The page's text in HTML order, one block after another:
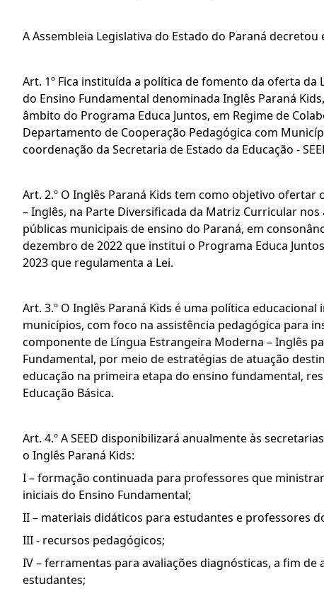
A Assembleia Legislativa do Estado do Paraná decretou
Art. 1º Fica instituída a política de fomento da oferta
do Ensino Fundamental denominada Inglês Paraná
âmbito do Programa Educa Juntos, em Regime de
Departamento de Cooperação Pedagógica com
coordenação da Secretaria de Estado da Educação -
Art. 2.º O Inglês Paraná Kids tem como objetivo
– Inglês, na Parte Diversificada da Matriz Curricular
públicas municipais de ensino do Paraná, em
dezembro de 2022 que institui o Programa Educa
2023 que regulamenta a Lei.
Art. 3.º O Inglês Paraná Kids é uma política
municípios, com foco na assistência pedagógica para
componente de Língua Estrangeira Moderna – Inglês
Fundamental, por meio de estratégias de atuação
educação na primeira etapa do ensino fundamental,
Educação Básica.
Art. 4.º A SEED disponibilizará anualmente às
o Inglês Paraná Kids:
I – formação continuada para professores que
iniciais do Ensino Fundamental;
II – materiais didáticos para estudantes e professores
III - recursos pedagógicos;
IV – ferramentas para avaliações diagnósticas, a fim
estudantes;